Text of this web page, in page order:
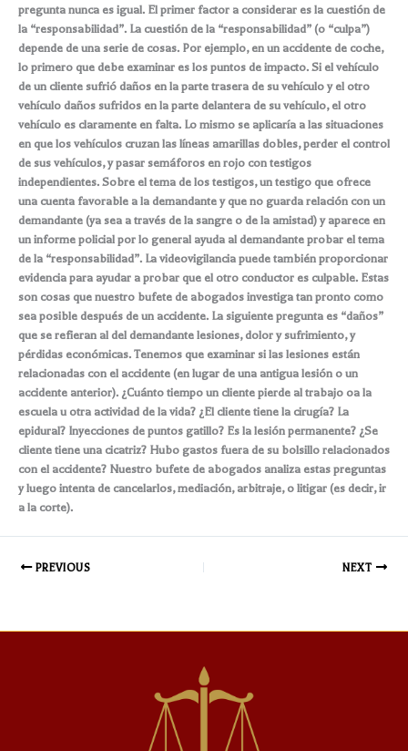
pregunta nunca es igual. El primer factor a considerar es la cuestión de
la “responsabilidad”. La cuestión de la “responsabilidad” (o “culpa”)
depende de una serie de cosas. Por ejemplo, en un accidente de coche,
lo primero que debe examinar es los puntos de impacto. Si el vehículo
de un cliente sufrió daños en la parte trasera de su vehículo y el otro
vehículo daños sufridos en la parte delantera de su vehículo, el otro
vehículo es claramente en falta. Lo mismo se aplicaría a las situaciones
en que los vehículos cruzan las líneas amarillas dobles, perder el control
de sus vehículos, y pasar semáforos en rojo con testigos
independientes. Sobre el tema de los testigos, un testigo que ofrece
una cuenta favorable a la demandante y que no guarda relación con un
demandante (ya sea a través de la sangre o de la amistad) y aparece en
un informe policial por lo general ayuda al demandante probar el tema
de la “responsabilidad”. La videovigilancia puede también proporcionar
evidencia para ayudar a probar que el otro conductor es culpable. Estas
son cosas que nuestro bufete de abogados investiga tan pronto como
sea posible después de un accidente. La siguiente pregunta es “daños”
que se refieran al del demandante lesiones, dolor y sufrimiento, y
pérdidas económicas. Tenemos que examinar si las lesiones están
relacionadas con el accidente (en lugar de una antigua lesión o un
accidente anterior). ¿Cuánto tiempo un cliente pierde al trabajo oa la
escuela u otra actividad de la vida? ¿El cliente tiene la cirugía? La
epidural? Inyecciones de puntos gatillo? Es la lesión permanente? ¿Se
cliente tiene una cicatriz? Hubo gastos fuera de su bolsillo relacionados
con el accidente? Nuestro bufete de abogados analiza estas preguntas
y luego intenta de cancelarlos, mediación, arbitraje, o litigar (es decir, ir
a la corte).
PREVIOUS NEXT